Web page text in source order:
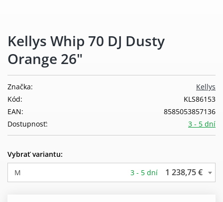
Kellys Whip 70 DJ Dusty
Orange 26"
Kellys
Značka:
KLS86153
Kód:
8585053857136
EAN:
3 - 5 dní
Dostupnosť:
Vybrať variantu:
M
3 - 5 dní 1 238,75 €